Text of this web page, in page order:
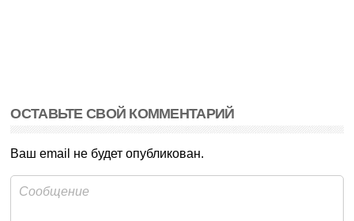
ОСТАВЬТЕ СВОЙ КОММЕНТАРИЙ
Ваш email не будет опубликован.